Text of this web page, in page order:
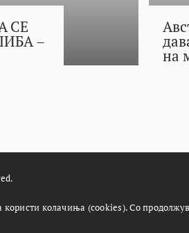
СЕ
–
на
колачиња (cookies). Со